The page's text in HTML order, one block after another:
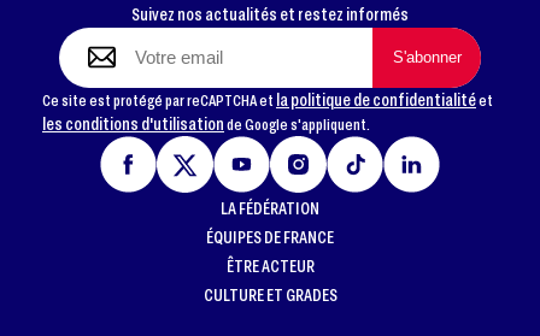
Suivez nos actualités et restez informés
Ce site est protégé par reCAPTCHA et la politique de confidentialitéet
les conditions d'utilisationde Google s'appliquent.
LA FÉDÉRATION
ÉQUIPES DE FRANCE
ÊTRE ACTEUR
CULTURE ET GRADES